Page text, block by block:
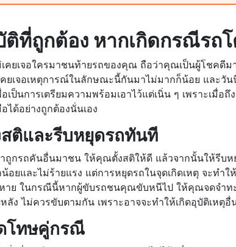
ที่ถูกต้อง หากเกิดกรณีรถ
คยเจอใครมาชนท้ายรถของคุณ ถือว่าคุณเป็นผู้โชคดี
คยเจอเหตุการณ์ในลักษณะนี้กันมาไม่มากก็น้อย และวั
เป็นการเตรียมความพร้อมเอาไว้แต่เนิ่น ๆ เพราะเมื่อ
ได้อย่างถูกต้องนั่นเอง
สติและรีบหยุดรถทันที
ถูกรถคันอื่นมาชน ให้คุณตั้งสติให้ดี แล้วจากนั้นให้รีบห
อยและไม่ร้ายแรง แต่การหยุดรถในจุดเกิดเหตุ จะทำใ
หาย ในกรณีนี้หากผู้ขับรถชนคุณขับหนีไป ให้คุณจดจำท
ลัง ไม่ควรขับตามกัน เพราะอาจจะทำให้เกิดอุบัติเหตุอื่
โทษคู่กรณี